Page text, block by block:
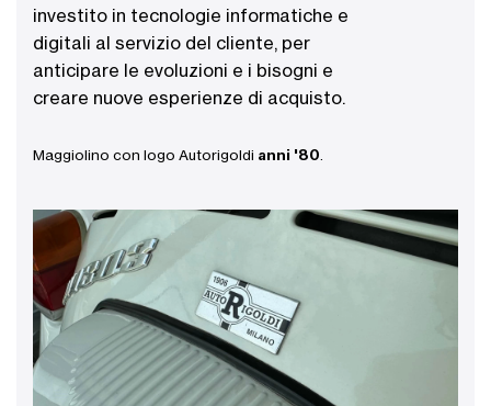
investito in tecnologie informatiche e
digitali al servizio del cliente, per
anticipare le evoluzioni e i bisogni e
creare nuove esperienze di acquisto.
Maggiolino con logo Autorigoldi anni '80